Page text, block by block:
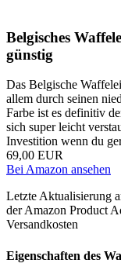
Belgisches
günstig
Das Belgische
allem durch seinen
Farbe ist es definitiv
sich super leicht
Investition wenn du
69,00 EUR
Bei Amazon ansehen
Letzte Aktualisierung
der Amazon Product
Versandkosten
Eigenschaften des